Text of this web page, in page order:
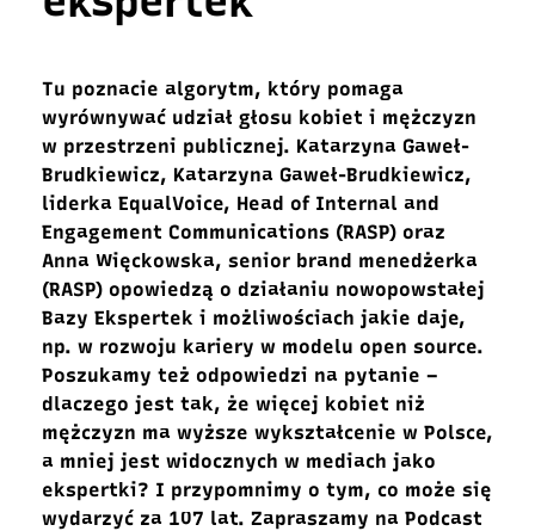
Tu poznacie algorytm, który pomaga
wyrównywać udział głosu kobiet i mężczyzn
w przestrzeni publicznej. Katarzyna Gaweł-
Brudkiewicz, Katarzyna Gaweł-Brudkiewicz,
liderka EqualVoice, Head of Internal and
Engagement Communications (RASP) oraz
Anna Więckowska, senior brand menedżerka
(RASP) opowiedzą o działaniu nowopowstałej
Bazy Ekspertek i możliwościach jakie daje,
np. w rozwoju kariery w modelu open source.
Poszukamy też odpowiedzi na pytanie –
dlaczego jest tak, że więcej kobiet niż
mężczyzn ma wyższe wykształcenie w Polsce,
a mniej jest widocznych w mediach jako
ekspertki? I przypomnimy o tym, co może się
wydarzyć za 107 lat. Zapraszamy na Podcast